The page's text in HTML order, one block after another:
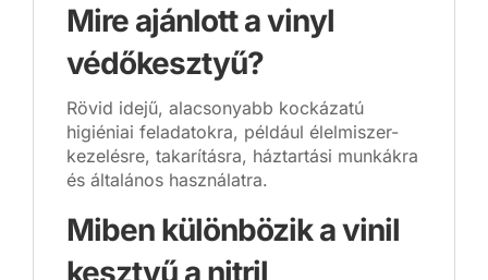
Mire ajánlott a vinyl
védőkesztyű?
Rövid idejű, alacsonyabb kockázatú
higiéniai feladatokra, például élelmiszer-
kezelésre, takarításra, háztartási munkákra
és általános használatra.
Miben különbözik a vinil
kesztyű a nitril